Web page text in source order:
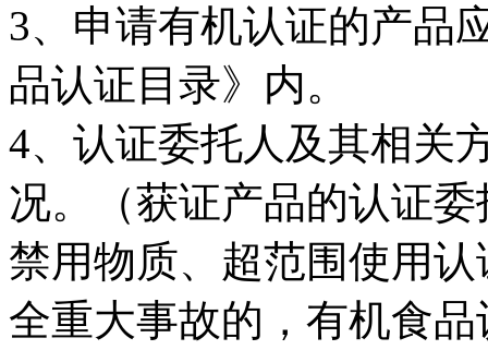
3、申请有机认证的产品
品认证目录》内。
4、认证委托人及其相关
况。（获证产品的认证
禁用物质、超范围使用
全重大事故的，有机食